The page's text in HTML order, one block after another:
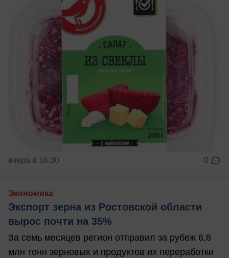
вчера в 16:30 0
Экономика
Экспорт зерна из Ростовской области
вырос почти на 35%
За семь месяцев регион отправил за рубеж 6,8
млн тонн зерновых и продуктов их переработки